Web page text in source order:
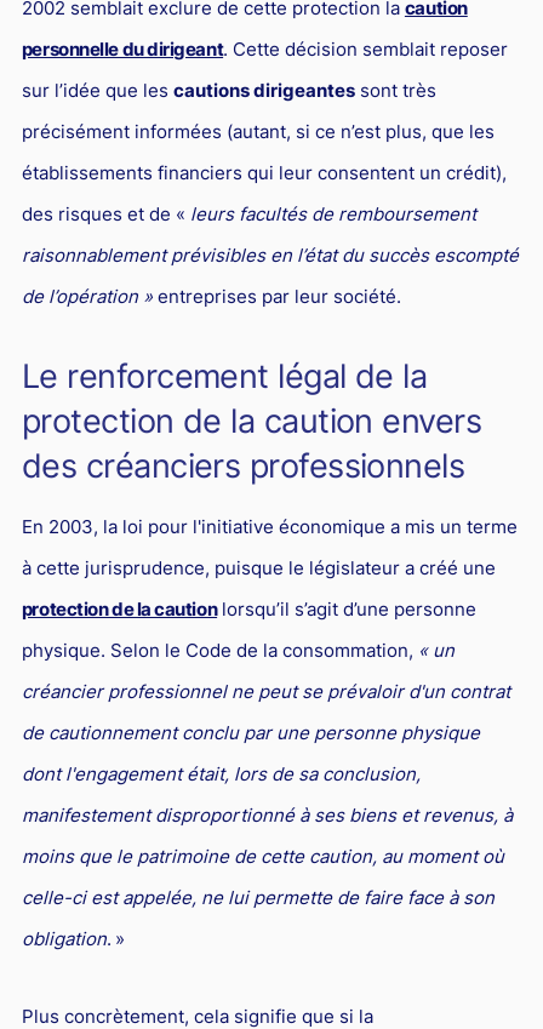
2002 semblait exclure de cette protection la caution
personnelle du dirigeant. Cette décision semblait reposer
sur l’idée que les cautions dirigeantessont très
précisément informées (autant, si ce n’est plus, que les
établissements financiers qui leur consentent un crédit),
des risques et de « leurs facultés de remboursement
raisonnablement prévisibles en l’état du succès escompté
de l’opération » entreprises par leur société.
Le renforcement légal de la
protection de la caution envers
des créanciers professionnels
En 2003, la loi pour l'initiative économique a mis un terme
à cette jurisprudence, puisque le législateur a créé une
protection de la cautionlorsqu’il s’agit d’une personne
physique. Selon le Code de la consommation, « un
créancier professionnel ne peut se prévaloird'un contrat
de cautionnement conclu par une personne physique
dont l'engagement était, lors de sa conclusion,
manifestement disproportionné à ses biens et revenus, à
moins que le patrimoine de cette caution, au moment où
celle-ci est appelée, ne lui permette de faire face à son
obligation. »
Plus concrètement, cela signifie que si la